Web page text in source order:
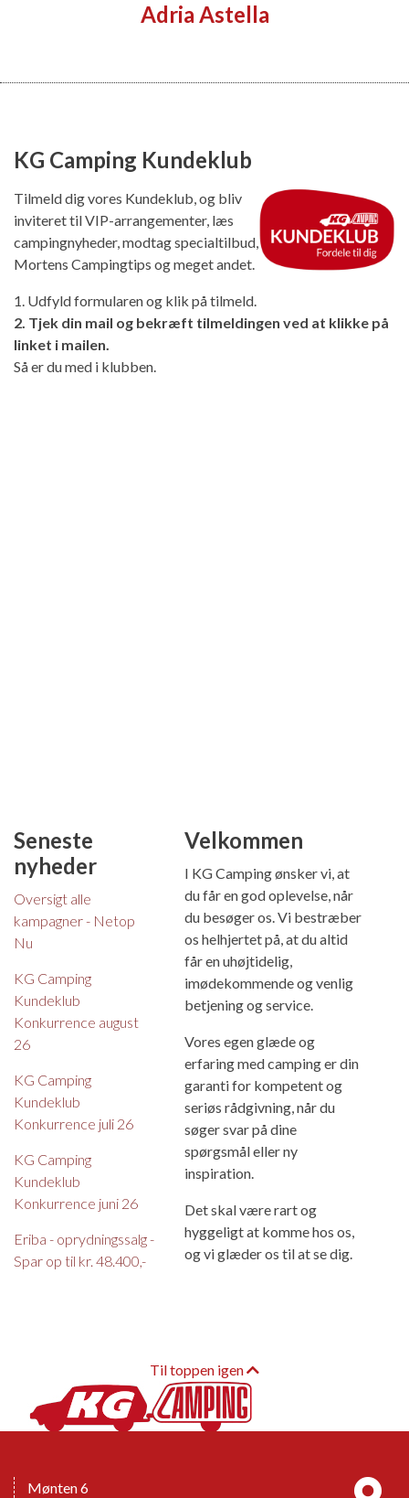
Adria Astella
KG Camping Kundeklub
Tilmeld dig vores Kundeklub, og bliv
inviteret til VIP-arrangementer, læs
campingnyheder, modtag specialtilbud,
Mortens Campingtips og meget andet.
1. Udfyld formularen og klik på tilmeld.
2. Tjek din mail og bekræft tilmeldingen ved at klikke på
linket i mailen.
Så er du med i klubben.
Seneste
nyheder
Oversigt alle
kampagner - Netop
Nu
KG Camping
Kundeklub
Konkurrence august
26
KG Camping
Kundeklub
Konkurrence juli 26
KG Camping
Kundeklub
Konkurrence juni 26
Eriba - oprydningssalg -
Spar op til kr. 48.400,-
Velkommen
I KG Camping ønsker vi, at
du får en god oplevelse, når
du besøger os. Vi bestræber
os helhjertet på, at du altid
får en uhøjtidelig,
imødekommende og venlig
betjening og service.
Vores egen glæde og
erfaring med camping er din
garanti for kompetent og
seriøs rådgivning, når du
søger svar på dine
spørgsmål eller ny
inspiration.
Det skal være rart og
hyggeligt at komme hos os,
og vi glæder os til at se dig.
Til toppen igen
Mønten 6